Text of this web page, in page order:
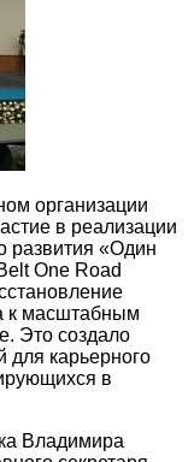
организации
в реализации
развития «Один
One Road
к масштабным
Это создало
для карьерного
в
Владимира